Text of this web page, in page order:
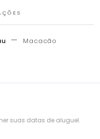
—
Macacão
suas datas de aluguel.